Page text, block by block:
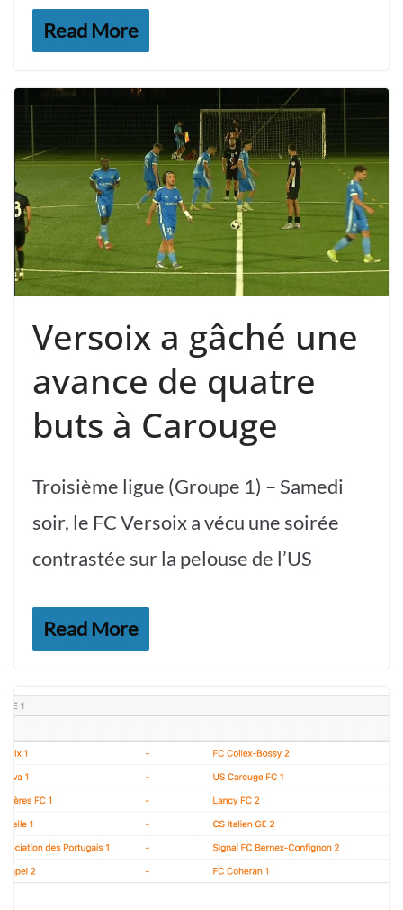
Read More
Versoix a gâché une
avance de quatre
buts à Carouge
Troisième ligue (Groupe 1) – Samedi
soir, le FC Versoix a vécu une soirée
contrastée sur la pelouse de l’US
Read More